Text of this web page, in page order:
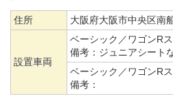
住所 大阪府大阪市中央区南
設置車両
ベーシック／ワゴンR
備考： ジュニアシート
ベーシック／ワゴンR
備考：